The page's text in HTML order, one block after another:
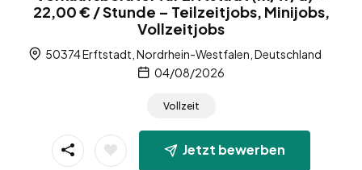
22,00 € / Stunde – Teilzeitjobs, Minijobs,
Vollzeitjobs
50374 Erftstadt, Nordrhein-Westfalen, Deutschland
04/08/2026
Vollzeit
Jetzt bewerben